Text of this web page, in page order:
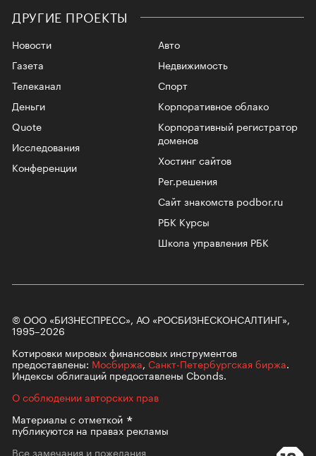
ДРУГИЕ ПРОЕКТЫ
Новости
Газета
Телеканал
Авто
Недвижимость
Спорт
Корпоративное облако
Корпоративный регистратор
доменов
Хостинг сайтов
Рег.решения
Сайт знакомств podbor.ru
РБК Курсы
Школа управления РБК
Деньги
Quote
Исследования
Конференции
© ООО «БИЗНЕСПРЕСС», АО «РОСБИЗНЕСКОНСАЛТИНГ»,
1995–2026
Котировки мировых финансовых инструментов
предоставлены: Мосбиржа, Санкт-Петербургская биржа.
Индексы облигаций предоставлены Cbonds.
О соблюдении авторских прав
Материалы сотметкой
публикуются на правах рекламы
Все замечания и пожелания